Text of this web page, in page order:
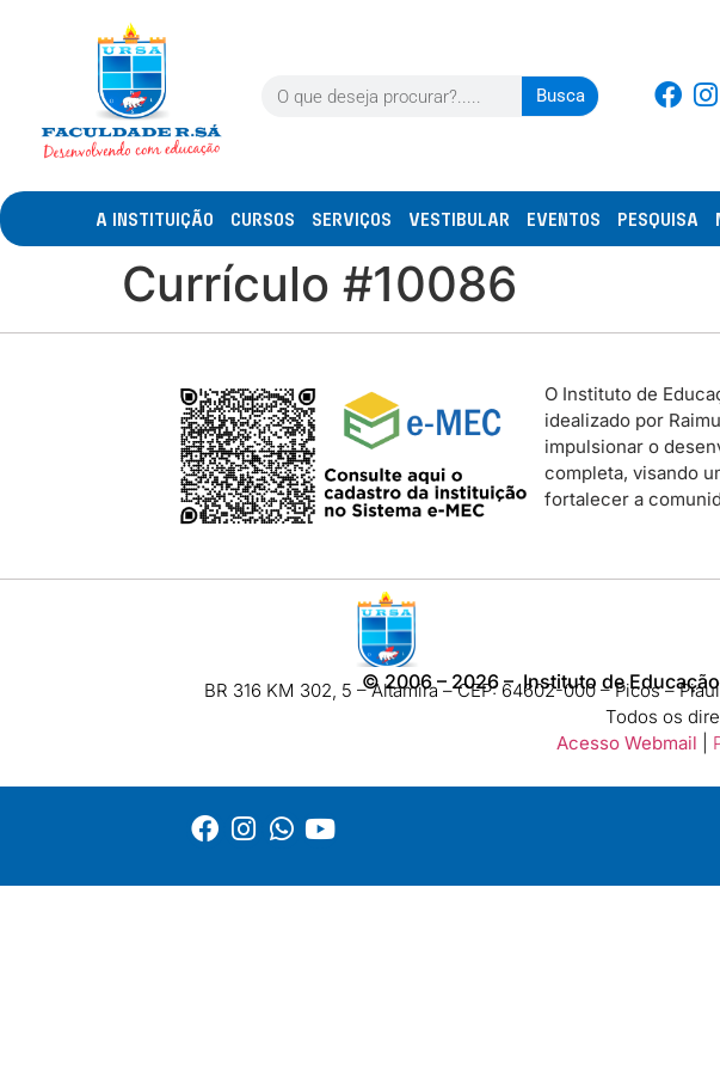
Busca
A INSTITUIÇÃO CURSOS SERVIÇOS VESTIBULAR EVENTOS PESQUISA
Currículo #10086
O Instituto de
idealizado por
impulsionar o
completa, visando
fortalecer a
©2006 – 2026– Instituto de
BR 316 KM 302, 5 – Altamira – CEP: 64602-000 – Picos –
Todos os
Acesso Webmail